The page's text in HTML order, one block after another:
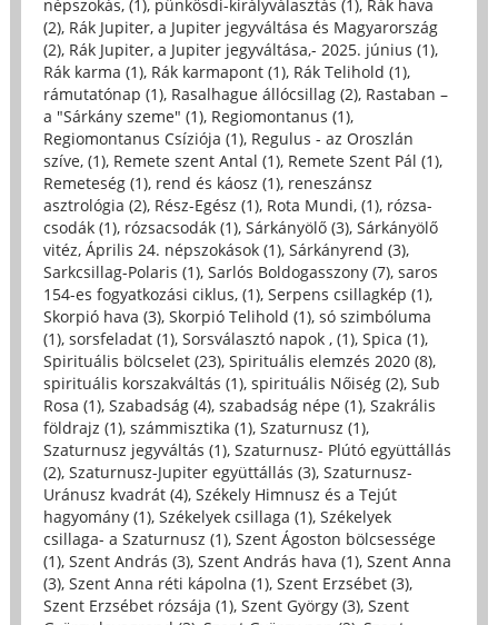
népszokás, (1), pünkösdi-királyválasztás (1), Rák hava
(2), Rák Jupiter, a Jupiter jegyváltása és Magyarország
(2), Rák Jupiter, a Jupiter jegyváltása,- 2025. június (1),
Rák karma (1), Rák karmapont (1), Rák Telihold (1),
rámutatónap (1), Rasalhague állócsillag (2), Rastaban –
a "Sárkány szeme" (1), Regiomontanus (1),
Regiomontanus Csíziója (1), Regulus - az Oroszlán
szíve, (1), Remete szent Antal (1), Remete Szent Pál (1),
Remeteség (1), rend és káosz (1), reneszánsz
asztrológia (2), Rész-Egész (1), Rota Mundi, (1), rózsa-
csodák (1), rózsacsodák (1), Sárkányölő (3), Sárkányölő
vitéz, Április 24. népszokások (1), Sárkányrend (3),
Sarkcsillag-Polaris (1), Sarlós Boldogasszony (7), saros
154-es fogyatkozási ciklus, (1), Serpens csillagkép (1),
Skorpió hava (3), Skorpió Telihold (1), só szimbóluma
(1), sorsfeladat (1), Sorsválasztó napok , (1), Spica (1),
Spirituális bölcselet (23), Spirituális elemzés 2020 (8),
spirituális korszakváltás (1), spirituális Nőiség (2), Sub
Rosa (1), Szabadság (4), szabadság népe (1), Szakrális
földrajz (1), számmisztika (1), Szaturnusz (1),
Szaturnusz jegyváltás (1), Szaturnusz- Plútó együttállás
(2), Szaturnusz-Jupiter együttállás (3), Szaturnusz-
Uránusz kvadrát (4), Székely Himnusz és a Tejút
hagyomány (1), Székelyek csillaga (1), Székelyek
csillaga- a Szaturnusz (1), Szent Ágoston bölcsessége
(1), Szent András (3), Szent András hava (1), Szent Anna
(3), Szent Anna réti kápolna (1), Szent Erzsébet (3),
Szent Erzsébet rózsája (1), Szent György (3), Szent